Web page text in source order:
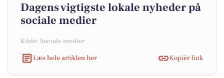
Dagens vigtigste lokale nyheder på
sociale medier
Kilde: Sociale medier
Læs hele artiklen her
Kopiér link